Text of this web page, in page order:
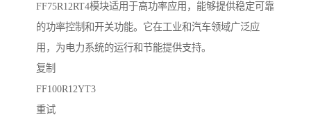
FF75R12RT4模块适用于高功率应用，能够提供稳定可靠
的功率控制和开关功能。它在工业和汽车领域广泛应
用，为电力系统的运行和节能提供支持。
复制
FF100R12YT3
重试